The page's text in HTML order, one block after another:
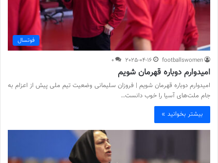
فوتسال
footballswomen
2025-04-16
0
امیدوارم دوباره قهرمان شویم
امیدوارم دوباره قهرمان شویم | فروزان سلیمانی وضعیت تیم ملی پیش از اعزام به
جام ملت‌های آسیا را خوب دانست…
بیشتر بخوانید »